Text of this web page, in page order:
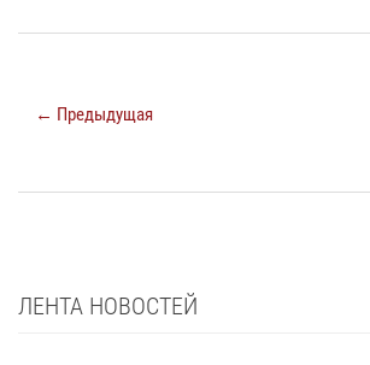
← Предыдущая
ЛЕНТА НОВОСТЕЙ